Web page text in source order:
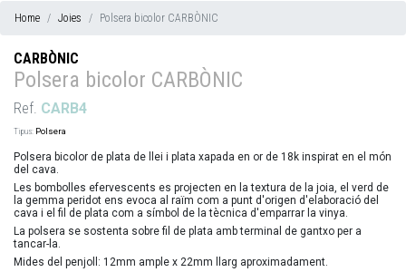
Home Joies Polsera bicolor CARBÒNIC
CARBÒNIC
Polsera bicolor CARBÒNIC
Ref. CARB4
Tipus: Polsera
Polsera bicolor de plata de llei i plata xapada en or de 18k inspirat en el món
del cava.
Les bombolles efervescents es projecten en la textura de la joia, el verd de
la gemma peridot ens evoca al raïm com a punt d'origen d'elaboració del
cava i el fil de plata com a símbol de la tècnica d'emparrar la vinya.
La polsera se sostenta sobre fil de plata amb terminal de gantxo per a
tancar-la.
Mides del penjoll: 12mm ample x 22mm llarg aproximadament.